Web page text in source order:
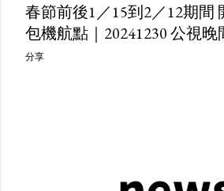
春節前後1／15到2／12期間
包機航點｜20241230 公視晚
分享